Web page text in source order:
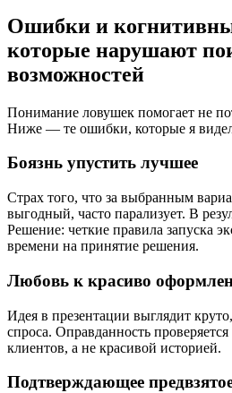
Ошибки и
которые нарушают
возможностей
Понимание ловушек помогает не
Ниже — те ошибки, которые я
Боязнь упустить лучшее
Страх того, что за выбранным
выгодный, часто парализует. В
Решение: четкие правила запуска
времени на принятие решения.
Любовь к красиво
Идея в презентации выглядит
спроса. Оправданность
клиентов, а не красивой историей.
Подтверждающее